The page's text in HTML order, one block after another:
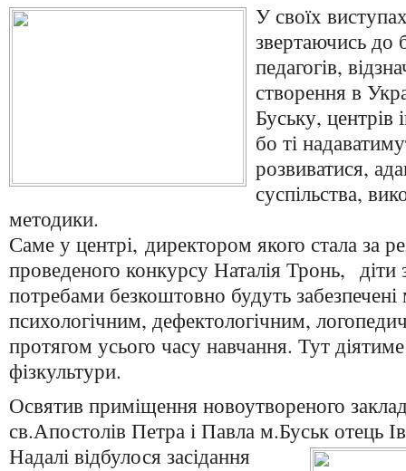
У своїх
звертаючись до
педагогів,
створення в
Буську, центрів
бо ті
розвиватися,
суспільства,
методики.
Саме у центрі, директором якого стала за
проведеного конкурсу Наталія Тронь,
потребами безкоштовно будуть
психологічним, дефектологічним,
протягом усього часу навчання. Тут діятиме
фізкультури.
Освятив приміщення новоутвореного
св.Апостолів Петра і Павла м.Буськ отець
Надалі відбулося засідання